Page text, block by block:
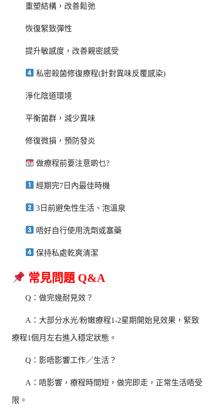
重塑結構，改善鬆弛
恢復緊致彈性
提升敏感度，改善親密感受
私密殺菌修復療程(針對異味反覆感染)
淨化陰道環境
平衡菌群，減少異味
修復微損，預防發炎
做療程前要注意啲乜?
經期完7日內最佳時機
3日前避免性生活、泡溫泉
唔好自行使用洗劑或塞藥
保持私處乾爽清潔
常見問題 Q&A
Q：做完幾耐見效？
A：大部分水光/粉嫩療程1-2星期開始見效果，緊致
療程1個月左右進入穩定狀態。
Q：影唔影響工作／生活？
A：唔影響，療程時間短，做完即走，正常生活唔受
限。